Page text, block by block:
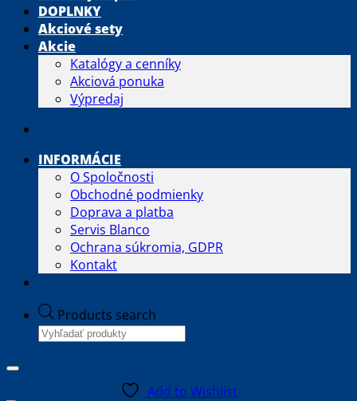
DOPLNKY
Akciové sety
Akcie
Katalógy a cenníky
Akciová ponuka
Výpredaj
INFORMÁCIE
O Spoločnosti
Obchodné podmienky
Doprava a platba
Servis Blanco
Ochrana súkromia, GDPR
Kontakt
Products search
Add to Wishlist